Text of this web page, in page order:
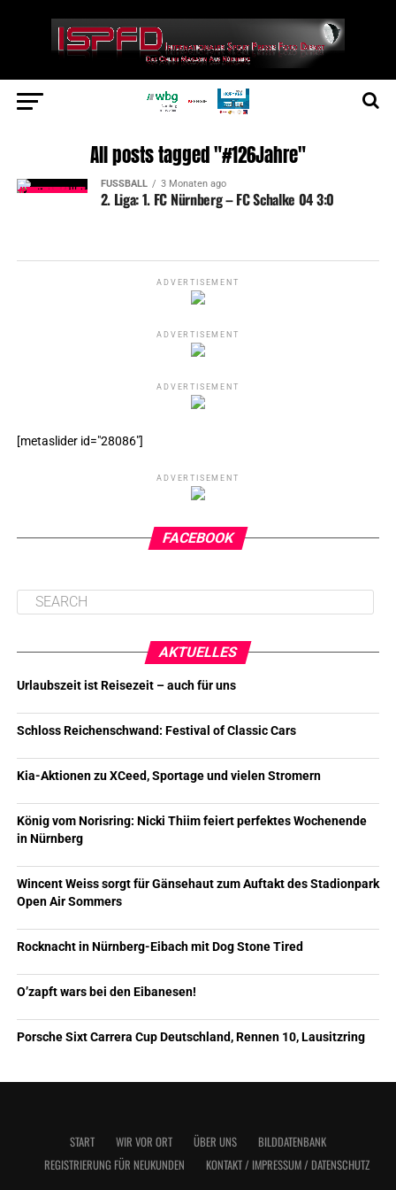
All posts tagged "#126Jahre"
FUSSBALL 3 Monaten ago
2. Liga: 1. FC Nürnberg – FC Schalke 04 3:0
ADVERTISEMENT
ADVERTISEMENT
ADVERTISEMENT
[metaslider id="28086"]
ADVERTISEMENT
FACEBOOK
AKTUELLES
Urlaubszeit ist Reisezeit – auch für uns
Schloss Reichenschwand: Festival of Classic Cars
Kia-Aktionen zu XCeed, Sportage und vielen Stromern
König vom Norisring: Nicki Thiim feiert perfektes Wochenende
in Nürnberg
Wincent Weiss sorgt für Gänsehaut zum Auftakt des Stadionpark
Open Air Sommers
Rocknacht in Nürnberg-Eibach mit Dog Stone Tired
O’zapft wars bei den Eibanesen!
Porsche Sixt Carrera Cup Deutschland, Rennen 10, Lausitzring
START WIR VOR ORT ÜBER UNS
BILDDATENBANK
REGISTRIERUNG FÜR NEUKUNDEN
KONTAKT / IMPRESSUM / DATENSCHUTZ